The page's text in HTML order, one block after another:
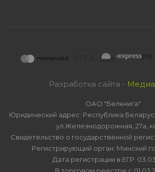
Разработка сайта -
ОАО "Белкнига"
Юридический адрес: Республика
ул.Железнодорожная, 27а,
Свидетельство о государственной
Регистрирующий орган: Минский
Дата регистрации в ЕГР: